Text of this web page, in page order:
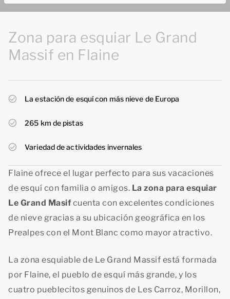
Zona para esquiar Le Grand
Massif en Flaine
La estación de esquí con más nieve de Europa
265 km de pistas
Variedad de actividades invernales
Flaine ofrece el lugar perfecto para sus vacaciones
de esquí con familia o amigos. La zona para esquiar
Le Grand Masif cuenta con excelentes condiciones
de nieve gracias a su ubicación geográfica en los
Prealpes con el Mont Blanc como mayor atractivo.
La zona esquiable de Le Grand Massif está formada
por Flaine, el pueblo de esquí más grande, y los
cuatro pueblecitos genuinos de Les Carroz, Morillon,